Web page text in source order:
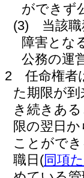
ができず
(3)
当該
障害とな
公務の運
2
任命権者
た期限が
き続きあ
限の翌日
ことがで
職日 (同項